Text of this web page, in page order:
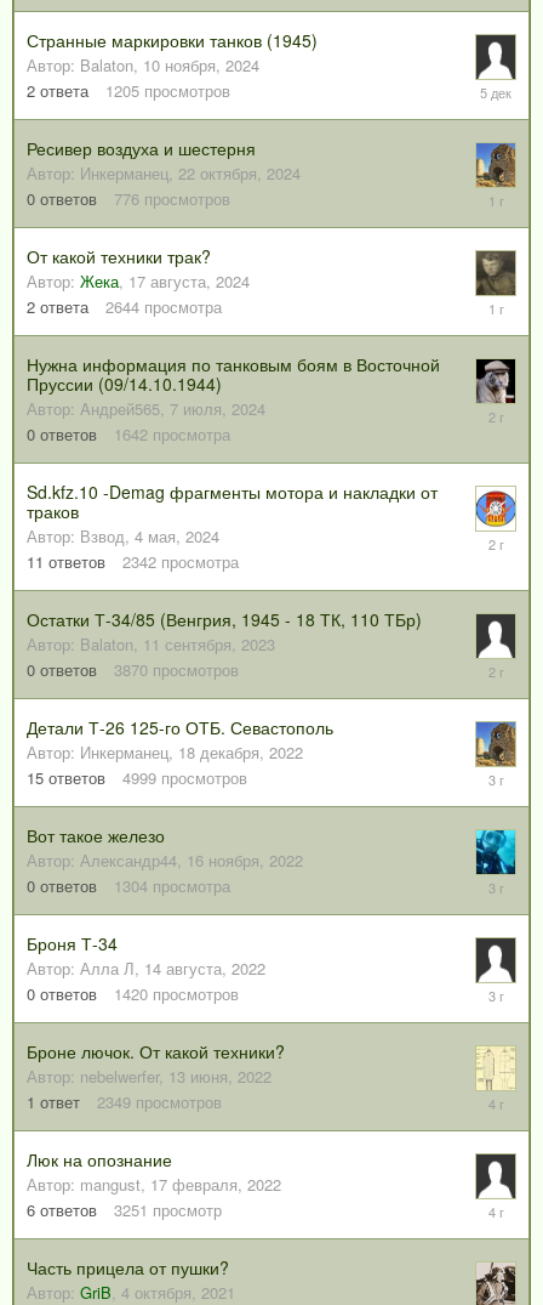
2025
Странные маркировки танков (1945)
Автор: Balaton, 10 ноября, 2024
2 ответа 1205 просмотров
5
декабря,
2025
Ресивер воздуха и шестерня
Автор: Инкерманец, 22 октября, 2024
0 ответов 776 просмотров
22
2024
От какой техники трак?
Автор: Жека, 17 августа, 2024
2 ответа 2644 просмотра
30
2024
Нужна информация по танковым боям в Восточной
Пруссии (09/14.10.1944)
Автор: Aндрeй565, 7 июля, 2024
0 ответов 1642 просмотра
Sd.kfz.10 -Demag фрагменты мотора и накладки от
траков
Автор: Взвод, 4 мая, 2024
11 ответов 2342 просмотра
12
Остатки Т-34/85 (Венгрия, 1945 - 18 ТК, 110 ТБр)
Автор: Balaton, 11 сентября, 2023
0 ответов 3870 просмотров
11
2023
Детали Т-26 125-го ОТБ. Севастополь
Автор: Инкерманец, 18 декабря, 2022
15 ответов 4999 просмотров
2023
Вот такое железо
Автор: Александр44, 16 ноября, 2022
0 ответов 1304 просмотра
16
2022
Броня Т-34
Автор: Алла Л, 14 августа, 2022
0 ответов 1420 просмотров
14
2022
Броне лючок. От какой техники?
Автор: nebelwerfer, 13 июня, 2022
1 ответ 2349 просмотров
14
2022
Люк на опознание
Автор: mangust, 17 февраля, 2022
6 ответов 3251 просмотр
18
2022
Часть прицела от пушки?
Автор: GriB, 4 октября, 2021